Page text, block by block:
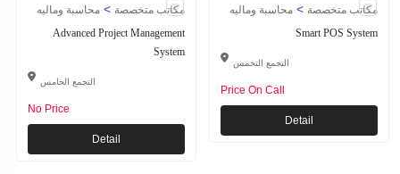
مكاتب متخصصة > محاسبة وماليه
Advanced Project Management
System
التجمع الخامس
No Price
Detail
مكاتب متخصصة > محاسبة وماليه
Smart POS System
التجمع التخمس
Price On Call
Detail